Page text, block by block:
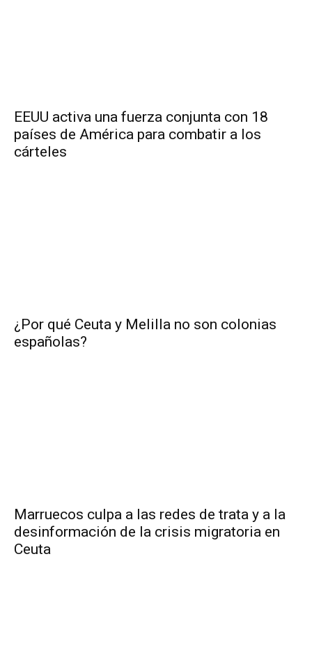
EEUU activa una fuerza conjunta con 18
países de América para combatir a los
cárteles
¿Por qué Ceuta y Melilla no son colonias
españolas?
Marruecos culpa a las redes de trata y a la
desinformación de la crisis migratoria en
Ceuta